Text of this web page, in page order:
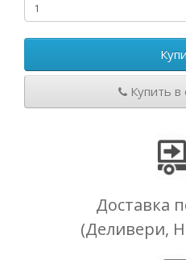
Купить в
Доставка
(Деливери,